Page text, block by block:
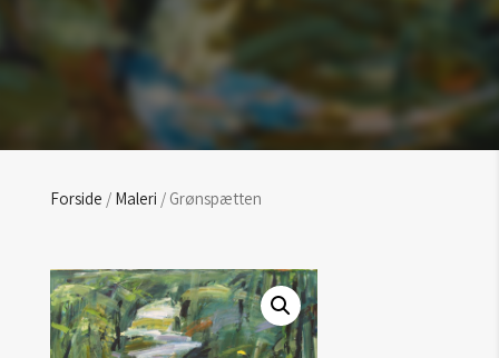
Forside / Maleri / Grønspætten